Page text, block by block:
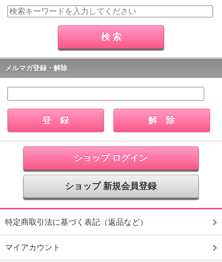
メルマガ登録・解除
ショップ ログイン
ショップ 新規会員登録
特定商取引法に基づく表記（返品など）
マイアカウント